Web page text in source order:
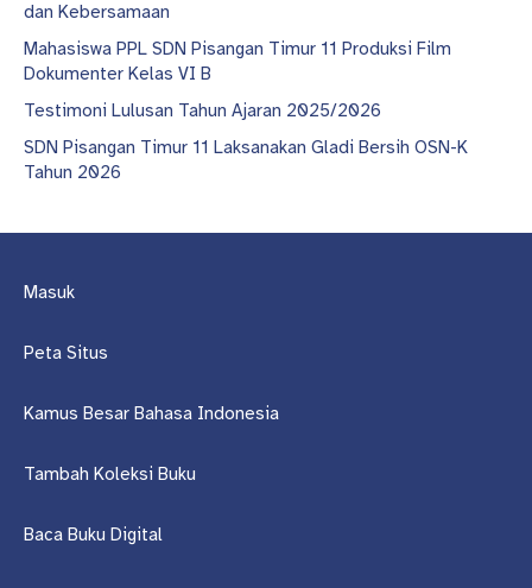
dan Kebersamaan
Mahasiswa PPL SDN Pisangan Timur 11 Produksi Film
Dokumenter Kelas VI B
Testimoni Lulusan Tahun Ajaran 2025/2026
SDN Pisangan Timur 11 Laksanakan Gladi Bersih OSN-K
Tahun 2026
Masuk
Peta Situs
Kamus Besar Bahasa Indonesia
Tambah Koleksi Buku
Baca Buku Digital